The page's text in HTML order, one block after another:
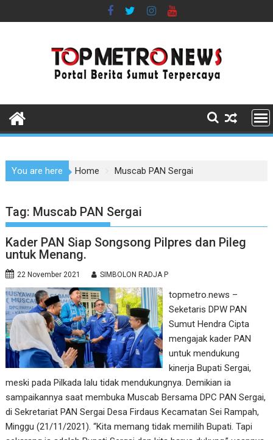
to
You are here Home Muscab PAN Sergai
Tag: Muscab PAN Sergai
Kader PAN Siap Songsong Pilpres dan Pileg
untuk Menang.
22 November 2021 SIMBOLON RADJA P
topmetro.news –
Seketaris DPW PAN
Sumut Hendra Cipta
mengajak kader PAN
untuk mendukung
kinerja Bupati Sergai,
meski pada Pilkada lalu tidak mendukungnya. Demikian ia
sampaikannya saat membuka Muscab Bersama DPC PAN Sergai,
di Sekretariat PAN Sergai Desa Firdaus Kecamatan Sei Rampah,
Minggu (21/11/2021). “Kita memang tidak memilih Bupati. Tapi